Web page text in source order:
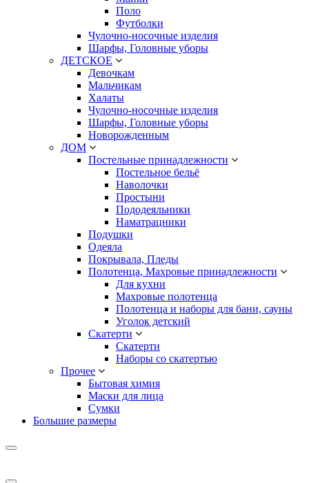
Поло
Футболки
Чулочно-носочные изделия
Шарфы, Головные уборы
ДЕТСКОЕ
Девочкам
Мальчикам
Халаты
Чулочно-носочные изделия
Шарфы, Головные уборы
Новорожденным
ДОМ
Постельные принадлежности
Постельное бельё
Наволочки
Простыни
Пододеяльники
Наматрацники
Подушки
Одеяла
Покрывала, Пледы
Полотенца, Махровые принадлежности
Для кухни
Махровые полотенца
Полотенца и наборы для бани, сауны
Уголок детский
Скатерти
Скатерти
Наборы со скатертью
Прочее
Бытовая химия
Маски для лица
Сумки
Большие размеры